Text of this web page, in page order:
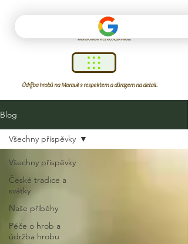
Údržba hrobů na Moravě s respektem a důrazem na detail.
Blog
Všechny příspěvky
České tradice a
svátky
Naše příběhy
Péče o hrob a
údržba hrobu
Všechny příspěvky